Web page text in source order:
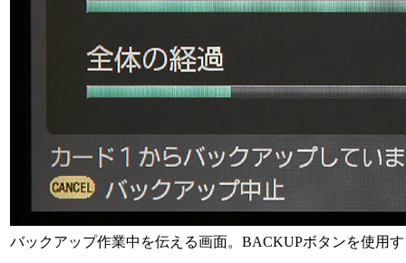
バックアップ作業中を伝える画面。BACKUPボタンを使用